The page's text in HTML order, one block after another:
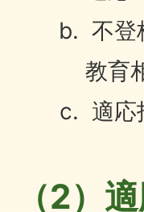
不登
教育
適応
（2）